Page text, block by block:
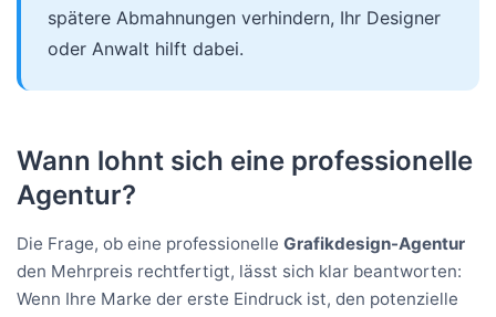
spätere Abmahnungen verhindern, Ihr Designer
oder Anwalt hilft dabei.
Wann lohnt sich eine professionelle
Agentur?
Die Frage, ob eine professionelle Grafikdesign-Agentur
den Mehrpreis rechtfertigt, lässt sich klar beantworten:
Wenn Ihre Marke der erste Eindruck ist, den potenzielle